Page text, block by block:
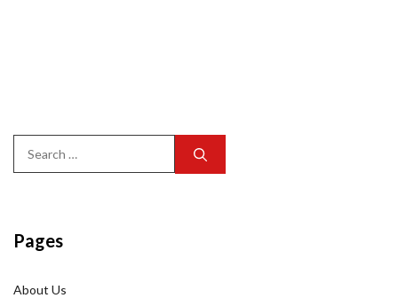
for:
Pages
About Us